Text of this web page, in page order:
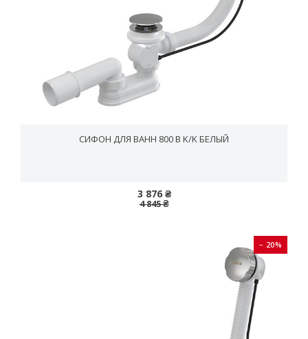
СИФОН ДЛЯ ВАНН 800 B K/K БЕЛЫЙ
3 876 ₴
4 845 ₴
− 20%